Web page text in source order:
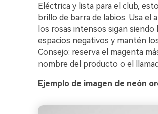
Eléctrica y lista para el club,
brillo de barra de labios. Usa el
los rosas intensos sigan
espacios negativos y mantén
Consejo: reserva el magenta
nombre del producto o el
Ejemplo de imagen de neón